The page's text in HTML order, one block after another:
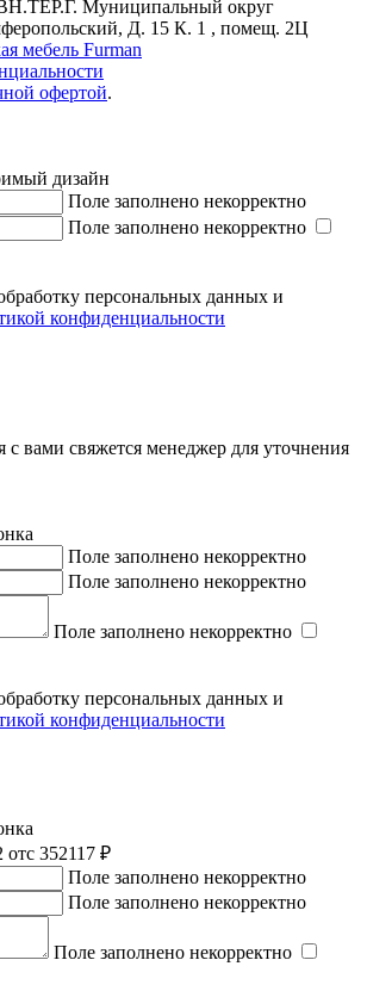
Муниципальный округ
Д. 15 К. 1 , помещ. 2Ц
мебель Furman
офертой.
дизайн
Поле заполнено некорректно
Поле заполнено некорректно
персональных данных и
конфиденциальности
вами свяжется менеджер для уточнения
Поле заполнено некорректно
Поле заполнено некорректно
Поле заполнено некорректно
персональных данных и
конфиденциальности
отc 352117 ₽
Поле заполнено некорректно
Поле заполнено некорректно
Поле заполнено некорректно